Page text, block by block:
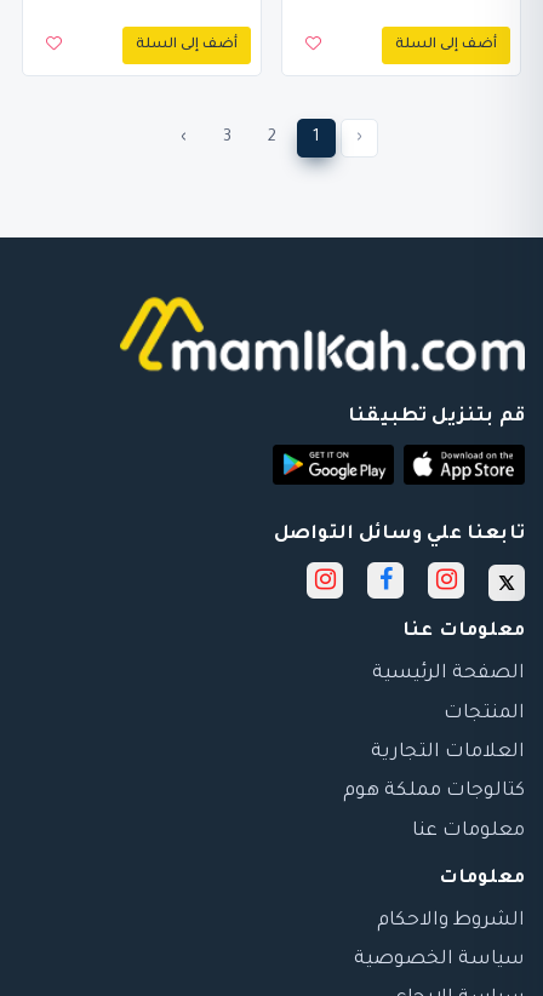
أضف إلى السلة أضف إلى السلة
‹
1
2
3
›
قم بتنزيل تطبيقنا
تابعنا علي وسائل التواصل
معلومات عنا
الصفحة الرئيسية
المنتجات
العلامات التجارية
كتالوجات مملكة هوم
معلومات عنا
معلومات
الشروط والاحكام
سياسة الخصوصية